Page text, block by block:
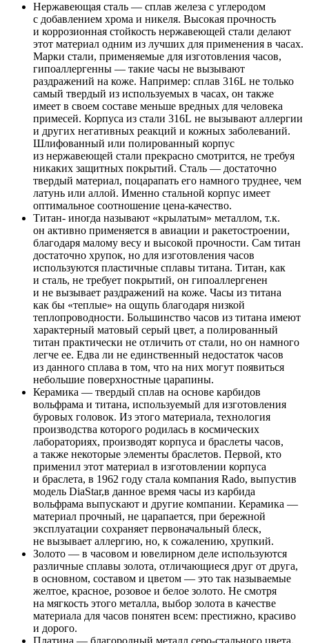
Нержавеющая сталь — сплав железа с углеродом
с добавлением хрома и никеля. Высокая прочность
и коррозионная стойкость нержавеющей стали делают
этот материал одним из лучших для применения в часах.
Марки стали, применяемые для изготовления часов,
гипоаллергенны — такие часы не вызывают
раздражений на коже. Например: сплав 316L не только
самый твердый из используемых в часах, он также
имеет в своем составе меньше вредных для человека
примесей. Корпуса из стали 316L не вызывают аллергии
и других негативных реакций и кожных заболеваний.
Шлифованный или полированный корпус
из нержавеющей стали прекрасно смотрится, не требуя
никаких защитных покрытий. Сталь — достаточно
твердый материал, поцарапать его намного труднее, чем
латунь или аллой. Именно стальной корпус имеет
оптимальное соотношение цена-качество.
Титан- иногда называют «крылатым» металлом, т.к.
он активно применяется в авиации и ракетостроении,
благодаря малому весу и высокой прочности. Сам титан
достаточно хрупок, но для изготовления часов
используются пластичные сплавы титана. Титан, как
и сталь, не требует покрытий, он гипоаллергенен
и не вызывает раздражений на коже. Часы из титана
как бы «теплые» на ощупь благодаря низкой
теплопроводности. Большинство часов из титана имеют
характерный матовый серый цвет, а полированный
титан практически не отличить от стали, но он намного
легче ее. Едва ли не единственный недостаток часов
из данного сплава в том, что на них могут появиться
небольшие поверхностные царапины.
Керамика — твердый сплав на основе карбидов
вольфрама и титана, используемый для изготовления
буровых головок. Из этого материала, технология
производства которого родилась в космических
лабораториях, производят корпуса и браслеты часов,
а также некоторые элементы браслетов. Первой, кто
применил этот материал в изготовлении корпуса
и браслета, в 1962 году стала компания Rado, выпустив
модель DiaStar,в данное время часы из карбида
вольфрама выпускают и другие компании. Керамика —
материал прочный, не царапается, при бережной
эксплуатации сохраняет первоначальный блеск,
не вызывает аллергию, но, к сожалению, хрупкий.
Золото — в часовом и ювелирном деле используются
различные сплавы золота, отличающиеся друг от друга,
в основном, составом и цветом — это так называемые
желтое, красное, розовое и белое золото. Не смотря
на мягкость этого металла, выбор золота в качестве
материала для часов понятен всем: престижно, красиво
и дорого.